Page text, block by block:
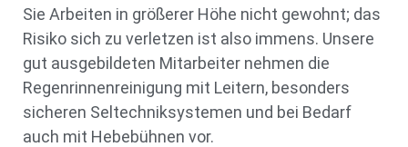
Sie Arbeiten in größerer Höhe nicht gewohnt; das
Risiko sich zu verletzen ist also immens. Unsere
gut ausgebildeten Mitarbeiter nehmen die
Regenrinnenreinigung mit Leitern, besonders
sicheren Seltechniksystemen und bei Bedarf
auch mit Hebebühnen vor.